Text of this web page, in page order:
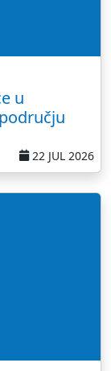
u
22 JUL 2026